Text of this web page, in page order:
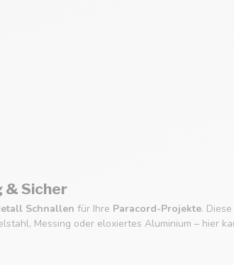
& Sicher
Schnallen für Ihre Paracord-Projekte.
Messing oder eloxiertes Aluminium – hier